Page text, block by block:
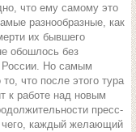
что ему самому это
разнообразные, как
их бывшего
обошлось без
России. Но самым
что после этого тура
к работе над новым
пресс-
чего, каждый желающий